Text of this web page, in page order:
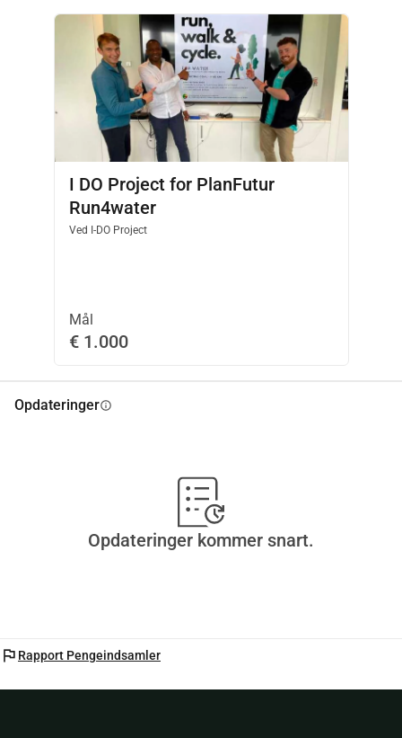
til: runforwater@planfutur.org, og vi vil kontakte dig.
Bliv sponsor for PlanFutur Run4Water!
For at blive sponsor for 2023 Run4Water, bedes du
kontakte os på: runforwater@planfutur.org
For mere information og opdateringer om vores
arrangementer, tjek vores hjemmeside: www.planfutur.org
I DO Project for PlanFutur
Run4water
Ved I-DO Project
Mål
€ 1.000
Opdateringerinfo
Opdateringer kommer snart.
flag Rapport Pengeindsamler